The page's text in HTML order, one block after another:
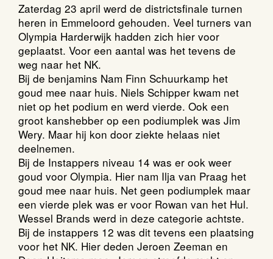
Zaterdag 23 april werd de districtsfinale turnen
heren in Emmeloord gehouden. Veel turners van
Olympia Harderwijk hadden zich hier voor
geplaatst. Voor een aantal was het tevens de
weg naar het NK.
Bij de benjamins Nam Finn Schuurkamp het
goud mee naar huis. Niels Schipper kwam net
niet op het podium en werd vierde. Ook een
groot kanshebber op een podiumplek was Jim
Wery. Maar hij kon door ziekte helaas niet
deelnemen.
Bij de Instappers niveau 14 was er ook weer
goud voor Olympia. Hier nam Ilja van Praag het
goud mee naar huis. Net geen podiumplek maar
een vierde plek was er voor Rowan van het Hul.
Wessel Brands werd in deze categorie achtste.
Bij de instappers 12 was dit tevens een plaatsing
voor het NK. Hier deden Jeroen Zeeman en